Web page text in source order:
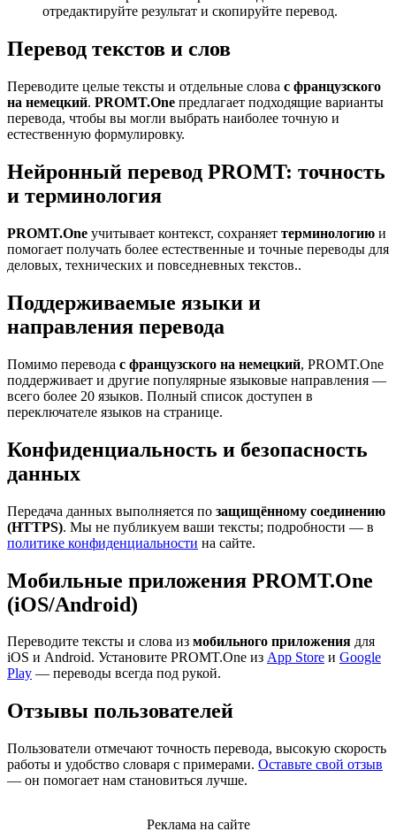
отредактируйте результат и скопируйте перевод.
Перевод текстов и слов
Переводите целые тексты и отдельные слова с французского
на немецкий. PROMT.One предлагает подходящие варианты
перевода, чтобы вы могли выбрать наиболее точную и
естественную формулировку.
Нейронный перевод PROMT: точность
и терминология
PROMT.One учитывает контекст, сохраняет терминологию и
помогает получать более естественные и точные переводы для
деловых, технических и повседневных текстов..
Поддерживаемые языки и
направления перевода
Помимо перевода с французского на немецкий, PROMT.One
поддерживает и другие популярные языковые направления —
всего более 20 языков. Полный список доступен в
переключателе языков на странице.
Конфиденциальность и безопасность
данных
Передача данных выполняется по защищённому соединению
(HTTPS). Мы не публикуем ваши тексты; подробности — в
политике конфиденциальности на сайте.
Мобильные приложения PROMT.One
(iOS/Android)
Переводите тексты и слова из мобильного приложения для
iOS и Android. Установите PROMT.One из App Store и Google
Play — переводы всегда под рукой.
Отзывы пользователей
Пользователи отмечают точность перевода, высокую скорость
работы и удобство словаря с примерами. Оставьте свой отзыв
— он помогает нам становиться лучше.
Реклама на сайте